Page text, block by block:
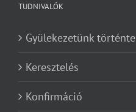
TUDNIVALÓK
Gyülekezetünk történte
Keresztelés
Konfirmáció